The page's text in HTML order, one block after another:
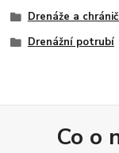
Drenáže a
Drenážní potrubí
Co o